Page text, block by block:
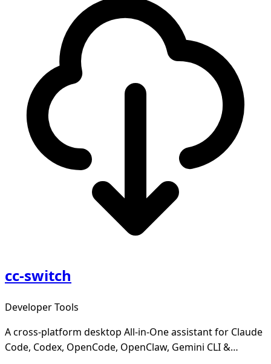
cc-switch
Developer Tools
A cross-platform desktop All-in-One assistant for Claude
Code, Codex, OpenCode, OpenClaw, Gemini CLI &